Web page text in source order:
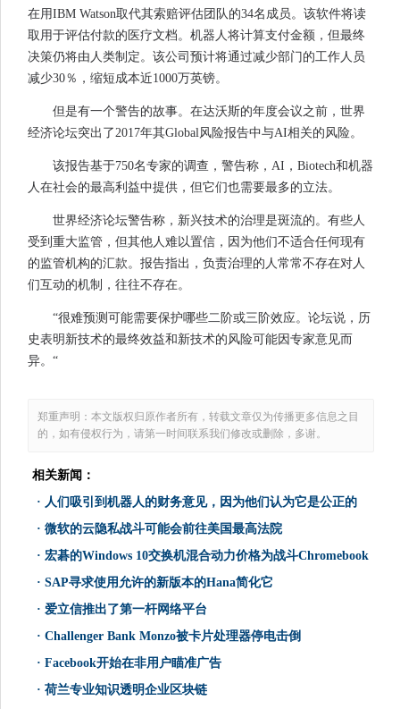
在用IBM Watson取代其索赔评估团队的34名成员。该软件将读
取用于评估付款的医疗文档。机器人将计算支付金额，但最终
决策仍将由人类制定。该公司预计将通过减少部门的工作人员
减少30％，缩短成本近1000万英镑。
但是有一个警告的故事。在达沃斯的年度会议之前，世界
经济论坛突出了2017年其Global风险报告中与AI相关的风险。
该报告基于750名专家的调查，警告称，AI，Biotech和机器
人在社会的最高利益中提供，但它们也需要最多的立法。
世界经济论坛警告称，新兴技术的治理是斑流的。有些人
受到重大监管，但其他人难以置信，因为他们不适合任何现有
的监管机构的汇款。报告指出，负责治理的人常常不存在对人
们互动的机制，往往不存在。
“很难预测可能需要保护哪些二阶或三阶效应。论坛说，历
史表明新技术的最终效益和新技术的风险可能因专家意见而
异。“
郑重声明：本文版权归原作者所有，转载文章仅为传播更多信息之目
的，如有侵权行为，请第一时间联系我们修改或删除，多谢。
相关新闻：
· 人们吸引到机器人的财务意见，因为他们认为它是公正的
· 微软的云隐私战斗可能会前往美国最高法院
· 宏碁的Windows 10交换机混合动力价格为战斗Chromebook
· SAP寻求使用允许的新版本的Hana简化它
· 爱立信推出了第一杆网络平台
· Challenger Bank Monzo被卡片处理器停电击倒
· Facebook开始在非用户瞄准广告
· 荷兰专业知识透明企业区块链